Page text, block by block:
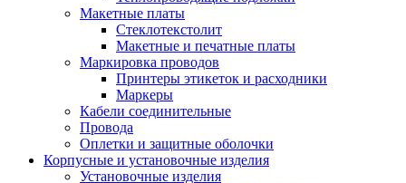
Макетные платы
Стеклотекстолит
Макетные и печатные платы
Маркировка проводов
Принтеры этикеток и расходники
Маркеры
Кабели соединительные
Провода
Оплетки и защитные оболочки
Корпусные и установочные изделия
Установочные изделия